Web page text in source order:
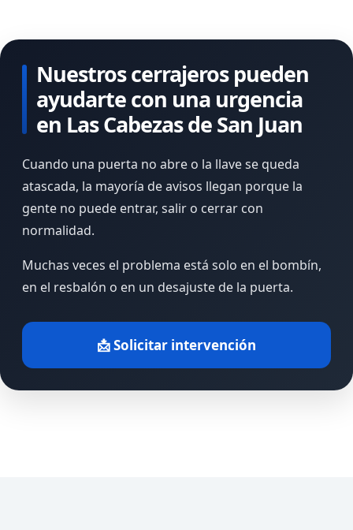
Nuestros cerrajeros pueden
ayudarte con una urgencia
en Las Cabezas de San Juan
Cuando una puerta no abre o la llave se queda
atascada, la mayoría de avisos llegan porque la
gente no puede entrar, salir o cerrar con
normalidad.
Muchas veces el problema está solo en el bombín,
en el resbalón o en un desajuste de la puerta.
📩 Solicitar intervención